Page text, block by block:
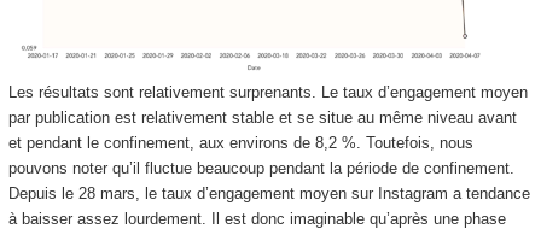
Les résultats sont relativement surprenants. Le taux d’engagement moyen
par publication est relativement stable et se situe au même niveau avant
et pendant le confinement, aux environs de 8,2 %. Toutefois, nous
pouvons noter qu’il fluctue beaucoup pendant la période de confinement.
Depuis le 28 mars, le taux d’engagement moyen sur Instagram a tendance
à baisser assez lourdement. Il est donc imaginable qu’après une phase